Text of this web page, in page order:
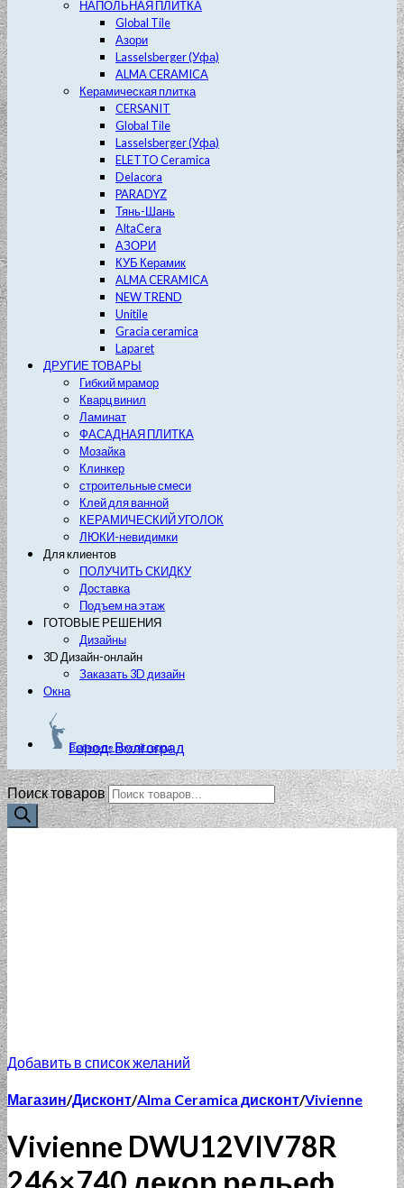
НАПОЛЬНАЯ ПЛИТКА
Global Tile
Азори
Lasselsberger (Уфа)
ALMA CERAMICA
Керамическая плитка
CERSANIT
Global Tile
Lasselsberger (Уфа)
ELETTO Ceramica
Delacora
PARADYZ
Тянь-Шань
AltaCera
АЗОРИ
КУБ Керамик
ALMA CERAMICA
NEW TREND
Unitile
Gracia ceramica
Laparet
ДРУГИЕ ТОВАРЫ
Гибкий мрамор
Кварц винил
Ламинат
ФАСАДНАЯ ПЛИТКА
Мозайка
Клинкер
строительные смеси
Клей для ванной
КЕРАМИЧЕСКИЙ УГОЛОК
ЛЮКИ-невидимки
Для клиентов
ПОЛУЧИТЬ СКИДКУ
Доставка
Подъем на этаж
ГОТОВЫЕ РЕШЕНИЯ
Дизайны
3D Дизайн-онлайн
Заказать 3D дизайн
Окна
Город: Волгоград
Выберите другой город
Поиск товаров
Добавить в список желаний
Магазин/Дисконт/Alma Ceramica дисконт/Vivienne
Vivienne DWU12VIV78R